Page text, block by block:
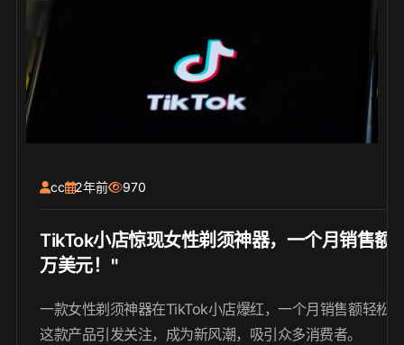
cc 2年前 970
TikTok小店惊现女性剃须神器，一个月销售额
万美元！"
一款女性剃须神器在TikTok小店爆红，一个月销售额轻松
这款产品引发关注，成为新风潮，吸引众多消费者。